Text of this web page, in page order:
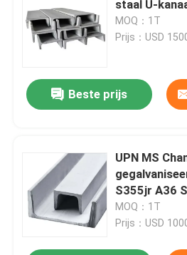
staal U-
MOQ：1T
Prijs：USD
Beste prijs
UPN MS
S355jr A36
Channel voor
MOQ：1T
Prijs：USD